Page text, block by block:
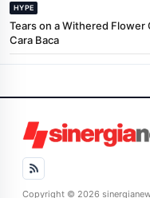
HYPE
Tears on a Withered Flower
Cara Baca
Copyright © 2026